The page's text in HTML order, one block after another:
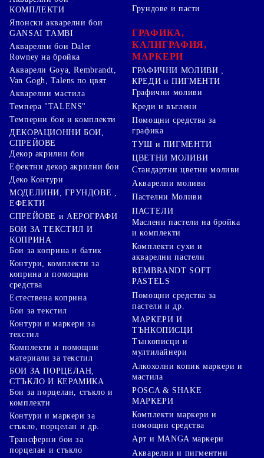
КОМПЛЕКТИ
Японски акварелни бои
GANSAI TAMBI
Акварелни бои Daler
Rowney на бройка
Акварели Goya, Rembrandt,
Van Gogh, Talens по цвят
Акварелни мастила
Темпера "TALENS"
Темперни бои и комплекти
ДЕКОРАЦИОННИ БОИ,
СПРЕЙОВЕ
Декор акрилни бои
Ефектни декор акрилни бои
Деко Контури
МОДЕЛИНИ, ГРУНДОВЕ ,
ЕФЕКТИ
СПРЕЙОВЕ и АЕРОГРАФИ
БОИ ЗА ТЕКСТИЛ И
КОПРИНА
Бои за коприна и батик
Контури, комплекти за
коприна и помощни
средства
Естествена коприна
Бои за текстил
Контури и маркери за
текстил
Комплекти и помощни
материали за текстил
БОИ ЗА ПОРЦЕЛАН,
СТЪКЛО И КЕРАМИКА
Бои за порцелан, стъкло и
комплекти
Контури и маркери за
стъкло, порцелан и др.
Трансферни бои за
порцелан и стъкло
Грундове и пасти
ГРАФИКА,
КАЛИГРАФИЯ,
МАРКЕРИ
ГРАФИЧНИ МОЛИВИ ,
КРЕДИ и ПИГМЕНТИ
Графични моливи
Креди и въглени
Помощни средства за
графика
ТУШ и ПИГМЕНТИ
ЦВЕТНИ МОЛИВИ
Стандартни цветни моливи
Акварелни моливи
Пастелни Моливи
ПАСТЕЛИ
Маслени пастели на бройка
и комплекти
Комплекти сухи и
акварелни пастели
REMBRANDT SOFT
PASTELS
Помощни средства за
пастели и др.
МАРКЕРИ И
ТЪНКОПИСЦИ
Тънкописци и
мултилайнери
Алкохолни копик маркери и
мастила
POSCA & SHAKE
МАРКЕРИ
Комплекти маркери и
помощни средства
Арт и MANGA маркери
Акварелни и пигментни